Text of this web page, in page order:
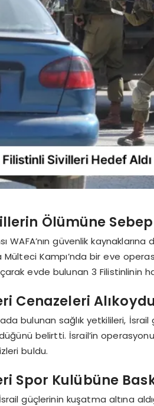
Ölümüne
WAFA’nın güvenlik
Mülteci Kampı’nda bir eve
evde bulunan 3 Filistinlinin
Cenazeleri Alıkoydu
bulunan sağlık yetkilileri,
belirtti. İsrail’in
buldu.
Spor Kulübüne
güçlerinin kuşatma altına